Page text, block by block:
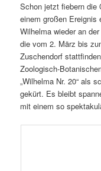
Schon jetzt fiebern die
einem großen Ereignis
Wilhelma wieder an
die vom 2. März bis
Zuschendorf
Zoologisch-
„Wilhelma Nr. 20“ als
gekürt. Es bleibt
mit einem so